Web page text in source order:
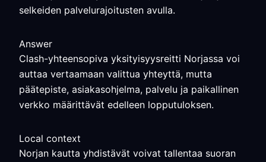
selkeiden palvelurajoitusten avulla.
Answer
Clash-yhteensopiva yksityisyysreitti Norjassa voi
auttaa vertaamaan valittua yhteyttä, mutta
päätepiste, asiakasohjelma, palvelu ja paikallinen
verkko määrittävät edelleen lopputuloksen.
Local context
Norjan kautta yhdistävät voivat tallentaa suoran